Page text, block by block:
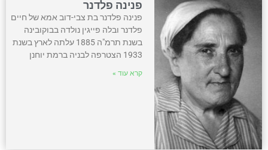
פנינה פלדנר
פנינה פלדנר בת צבי-דוב אמא של חיים
פלדנר ובלה פייגין נולדה בבוקובינה
בשנת תרמ"ה 1885 עלתה לארץ בשנת
1933 הצטרפה לבניה ברמת יוחנן
קרא עוד »